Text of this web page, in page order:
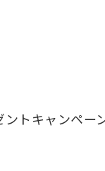
トキャンペー